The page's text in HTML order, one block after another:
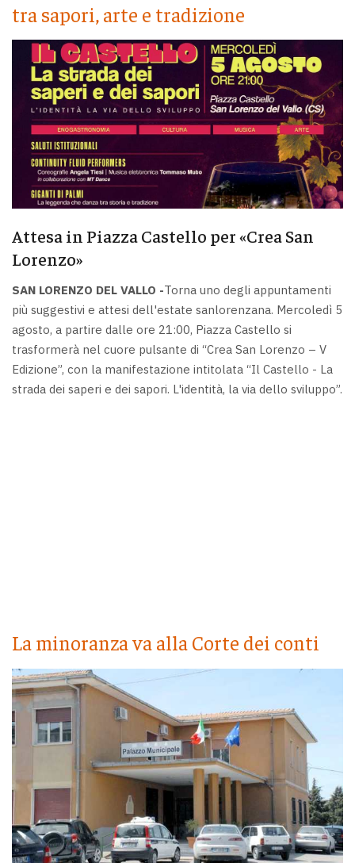
tra sapori, arte e tradizione
Attesa in Piazza Castello per «Crea San
Lorenzo»
SAN LORENZO DEL VALLO -Torna uno degli appuntamenti
più suggestivi e attesi dell'estate sanlorenzana. Mercoledì 5
agosto, a partire dalle ore 21:00, Piazza Castello si
trasformerà nel cuore pulsante di “Crea San Lorenzo – V
Edizione”, con la manifestazione intitolata “Il Castello - La
strada dei saperi e dei sapori. L'identità, la via dello sviluppo”.
La minoranza va alla Corte dei conti